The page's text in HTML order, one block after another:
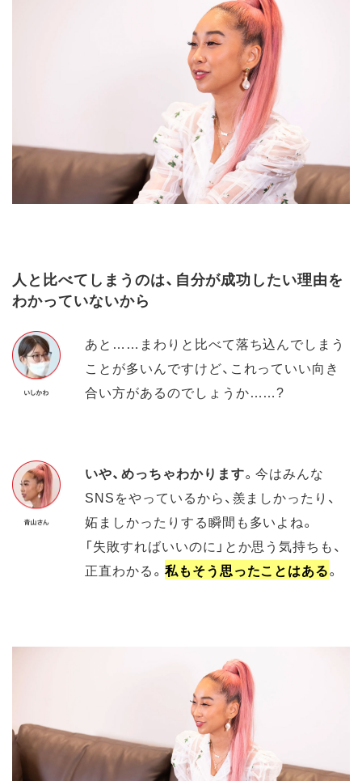
人と比べてしまうのは、自分が成功したい理由を
わかっていないから
あと……まわりと比べて落ち込んでしまう
ことが多いんですけど、これっていい向き
合い方があるのでしょうか……?
いや、めっちゃわかります。今はみんな
SNSをやっているから、羨ましかったり、
妬ましかったりする瞬間も多いよね。
「失敗すればいいのに」とか思う気持ちも、
正直わかる。 私もそう思ったことはある。